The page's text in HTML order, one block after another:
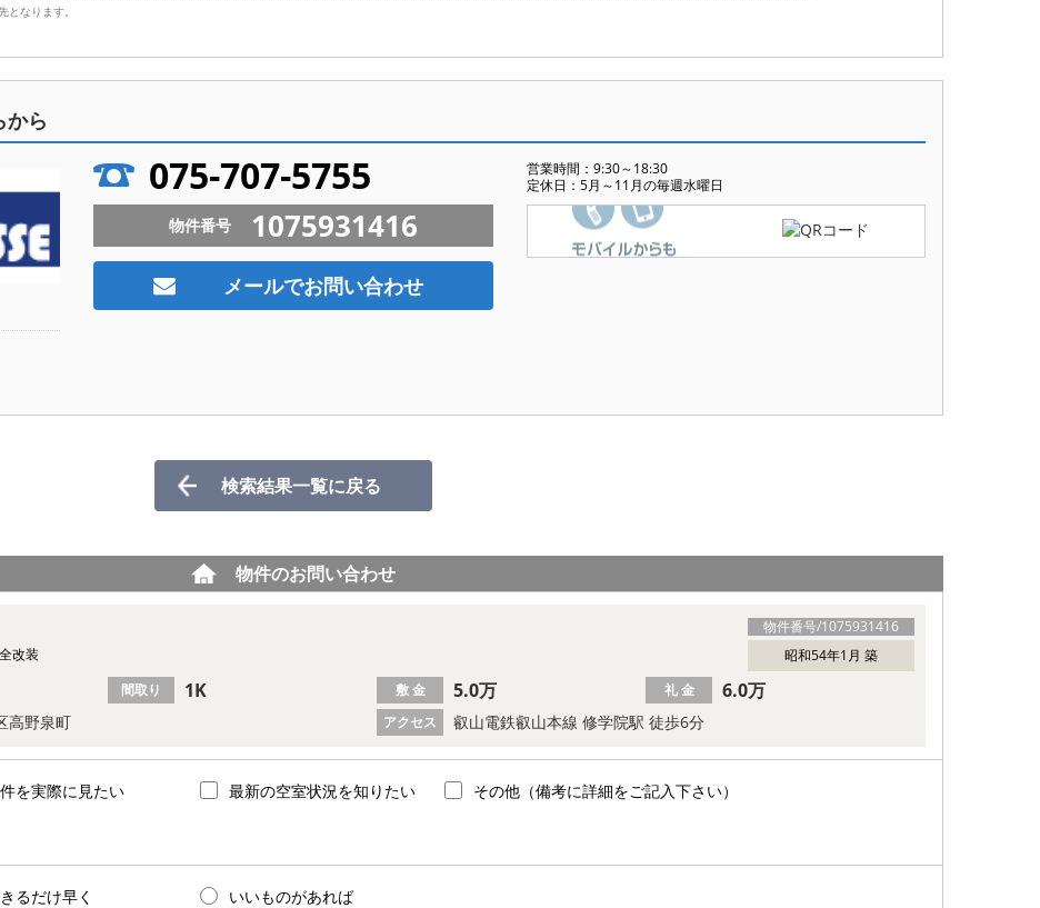
なります。
から
075-707-5755
営業時間：9:30～18:30
定休日：5月～11月の毎週水曜日
物件番号 1075931416
メールでお問い合わせ
検索結果一覧に戻る
物件のお問い合わせ
物件番号/1075931416
昭和54年1月 築
改装
高野泉町 アクセス 叡山電鉄叡山本線 修学院駅 徒歩6分
間取り 1K 敷 金 5.0万 礼 金 6.0万
を実際に見たい 最新の空室状況を知りたい その他（備考に詳細をご記入下さい）
るだけ早く いいものがあれば